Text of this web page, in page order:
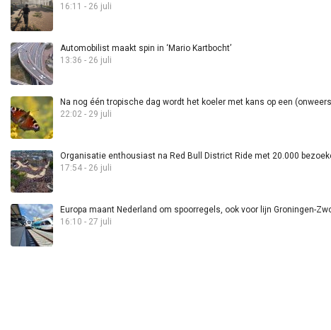
16:11 - 26 juli
Automobilist maakt spin in ‘Mario Kartbocht’
13:36 - 26 juli
Na nog één tropische dag wordt het koeler met kans op een
22:02 - 29 juli
Organisatie enthousiast na Red Bull District Ride met 20.000
17:54 - 26 juli
Europa maant Nederland om spoorregels, ook voor lijn Groningen-
16:10 - 27 juli